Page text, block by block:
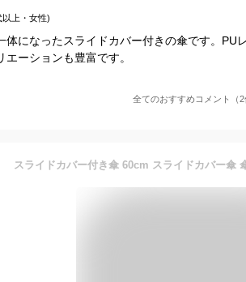
以上・女性)
体になったスライドカバー付きの傘です。PU
エーションも豊富です。
全てのおすすめコメント（2